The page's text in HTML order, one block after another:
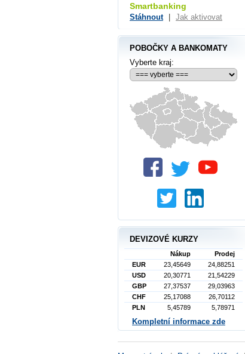
Smartbanking
Stáhnout Jak aktivovat
POBOČKY A BANKOMATY
Vyberte kraj:
DEVIZOVÉ KURZY
Nákup
Prodej
EUR
23,45649
24,88251
USD
20,30771
21,54229
GBP
27,37537
29,03963
CHF
25,17088
26,70112
PLN
5,45789 5,78971
Kompletní informace zde